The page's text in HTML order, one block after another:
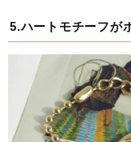
5.ハートモチーフが